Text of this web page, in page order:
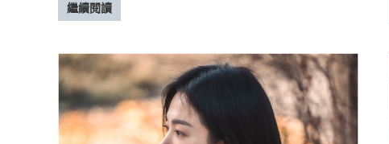
繼續閱讀